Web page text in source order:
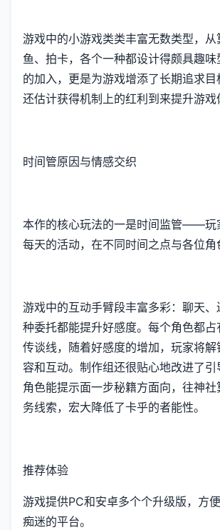
游戏中的小游戏类类丰富无数类型，
鱼、拍卡，各个一种都设计得颇具趣
的加入​​，更是为游戏增添了长期追求
还估计获得机制上的红利到来提升游戏
时间管原因与情感交织
本作的核心玩法的一是时间监管——玩
每天的活动，在不同时间之点与各位角
游戏中的​​互动手臂段丰富多彩​​：聊天
种委托都能提升好感度。每个角色都
传谈线，随着好感度的增加，玩家将
容和互动。制作组还很贴心地改进了
角色能提示面一步秘籍方面向，往神
务线索，宏大降低了卡乎的者能性。
推荐体验
游戏提供PC和安卓多个个升级版，方
痴迷的平台。